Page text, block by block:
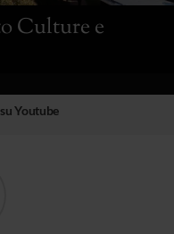
Culture e
Youtube